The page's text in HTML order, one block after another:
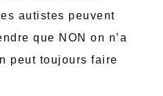
autistes peuvent
que NON on n’a
peut toujours faire